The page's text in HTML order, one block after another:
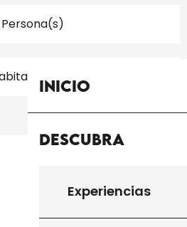
Inicio
Descubra
Experiencias